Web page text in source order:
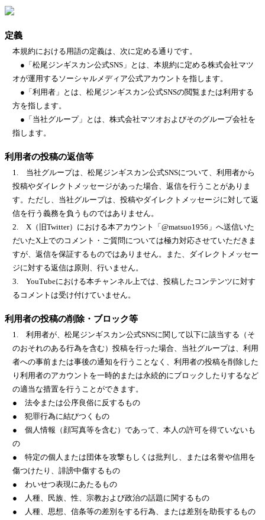
定義
本規約における用語の定義は、次に定める通りです。
●「松尾ジンギスカン公式SNS」とは、本規約に定める株式会社マツ
オが運用するソーシャルメディア公式アカウントを指します。
●「利用者」とは、松尾ジンギスカン公式SNSの閲覧または利用する
方を指します。
●「当社グループ」とは、株式会社マツオおよびそのグループ会社を
指します。
利用者の投稿の返信等
1. 当社グループは、松尾ジンギスカン公式SNSについて、利用者から
投稿やダイレクトメッセージがあった場合、返信を行うことがありま
す。ただし、当社グループは、投稿やダイレクトメッセージに対して返
信を行う義務を負うものではありません。
2. X（旧Twitter）における本アカウント「@matsuo1956」へ送信いた
だいたX上でのコメント・ご質問については極力対応させていただきま
すが、返信を保証するものではありません。また、ダイレクトメッセー
ジに対する返信は原則、行いません。
3. YouTubeにおける本チャンネル上では、投稿したコンテンツに対す
るコメントは受け付けていません。
利用者の投稿の削除・ブロック等
1. 利用者が、松尾ジンギスカン公式SNSに関して以下に該当する（そ
のおそれのある行為を含む）投稿を行った場合、当社グループは、利用
者への事前または事後の通知を行うことなく、利用者の投稿を削除した
り利用者のアカウントを一時的または永続的にブロックしたりするなど
の適当な措置を行うことができます。
● 法令または公序良俗に反するもの
● 犯罪行為に結びつくもの
● 個人情報（顔写真等を含む）であって、本人の許可を得ていないも
の
● 特定の個人または団体を攻撃もしくは批判し、または名誉や信用を
傷つけたり、誹謗中傷するもの
● わいせつ表現にあたるもの
● 人種、民族、性、宗教および政治の話題に関するもの
● 人種、思想、信条等の差別をする行為、または差別を助長するもの